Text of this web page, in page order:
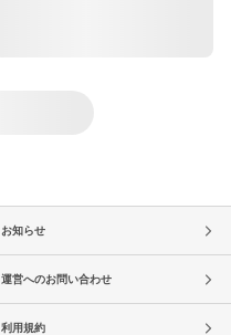
お知らせ
運営へのお問い合わせ
利用規約